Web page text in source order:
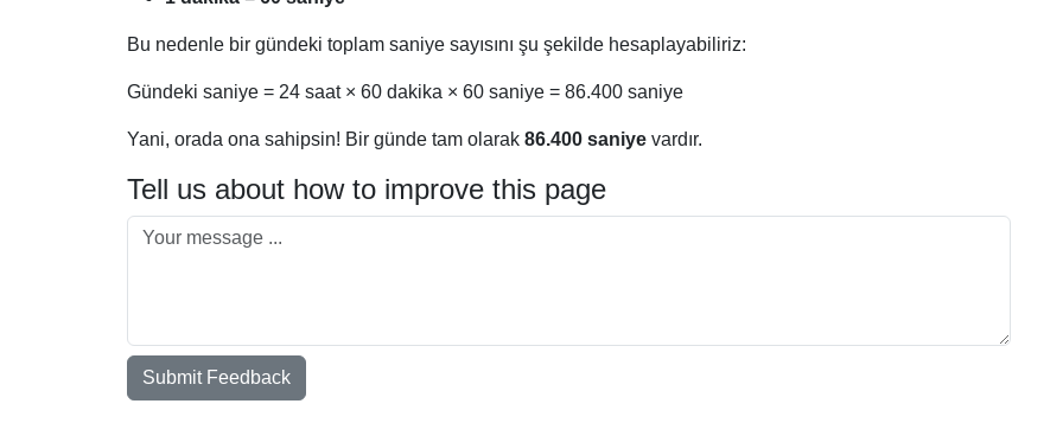
Bu nedenle bir gündeki toplam saniye sayısını şu şekilde hesaplayabiliriz:
Gündeki saniye = 24 saat × 60 dakika × 60 saniye = 86.400 saniye
Yani, orada ona sahipsin! Bir günde tam olarak 86.400 saniye vardır.
Tell us about how to improve this page
Submit Feedback